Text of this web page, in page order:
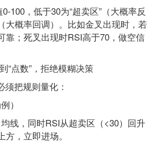
100，低于30为“超卖区”（大概率反
大概率回调）。比如金叉出现时，若
靠；死叉出现时RSI高于70，做空信
“点数”，拒绝模糊决策
须把规则量化：
）
线，同时RSI从超卖区（<30）回升
，立即进场。